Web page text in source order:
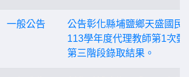
一般公告
公告彰化縣埔鹽鄉天盛國民
113學年度代理教師第1次甄
第三階段錄取結果。